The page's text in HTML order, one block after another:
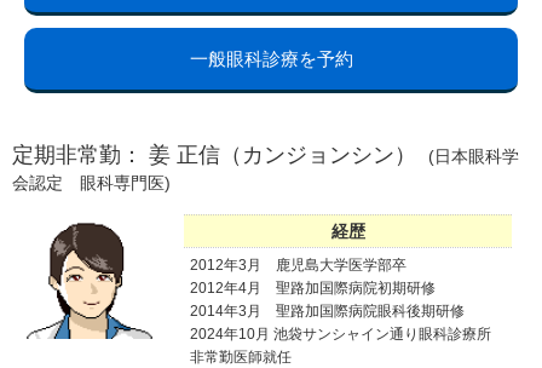
一般眼科診療を予約
定期非常勤： 姜 正信（カンジョンシン）
(日本眼科学
会認定 眼科専門医)
経歴
2012年3月 鹿児島大学医学部卒
2012年4月 聖路加国際病院初期研修
2014年3月 聖路加国際病院眼科後期研修
2024年10月 池袋サンシャイン通り眼科診療所
非常勤医師就任